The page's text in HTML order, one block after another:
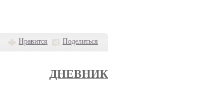
Нравится Поделиться
ДНЕВНИК